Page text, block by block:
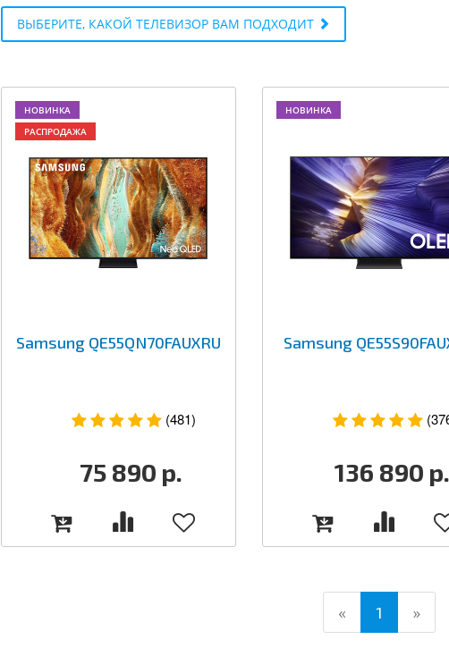
ВЫБЕРИТЕ, КАКОЙ ТЕЛЕВИЗОР ВАМ ПОДХОДИТ
НОВИНКА
РАСПРОДАЖА
Samsung QE55QN70FAUXRU
(481)
75 890 р.
НОВИНКА
Samsung
136 890 р.
« 1 (current)
»